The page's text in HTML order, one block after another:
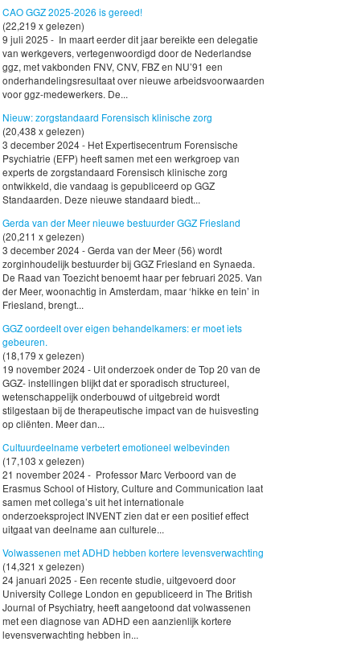
CAO GGZ 2025-2026 is gereed!
(22,219 x gelezen)
9 juli 2025 - In maart eerder dit jaar bereikte een delegatie
van werkgevers, vertegenwoordigd door de Nederlandse
ggz, met vakbonden FNV, CNV, FBZ en NU’91 een
onderhandelingsresultaat over nieuwe arbeidsvoorwaarden
voor ggz-medewerkers. De...
Nieuw: zorgstandaard Forensisch klinische zorg
(20,438 x gelezen)
3 december 2024 - Het Expertisecentrum Forensische
Psychiatrie (EFP) heeft samen met een werkgroep van
experts de zorgstandaard Forensisch klinische zorg
ontwikkeld, die vandaag is gepubliceerd op GGZ
Standaarden. Deze nieuwe standaard biedt...
Gerda van der Meer nieuwe bestuurder GGZ Friesland
(20,211 x gelezen)
3 december 2024 - Gerda van der Meer (56) wordt
zorginhoudelijk bestuurder bij GGZ Friesland en Synaeda.
De Raad van Toezicht benoemt haar per februari 2025. Van
der Meer, woonachtig in Amsterdam, maar ‘hikke en tein’ in
Friesland, brengt...
GGZ oordeelt over eigen behandelkamers: er moet iets
gebeuren.
(18,179 x gelezen)
19 november 2024 - Uit onderzoek onder de Top 20 van de
GGZ- instellingen blijkt dat er sporadisch structureel,
wetenschappelijk onderbouwd of uitgebreid wordt
stilgestaan bij de therapeutische impact van de huisvesting
op cliënten. Meer dan...
Cultuurdeelname verbetert emotioneel welbevinden
(17,103 x gelezen)
21 november 2024 - Professor Marc Verboord van de
Erasmus School of History, Culture and Communication laat
samen met collega’s uit het internationale
onderzoeksproject INVENT zien dat er een positief effect
uitgaat van deelname aan culturele...
Volwassenen met ADHD hebben kortere levensverwachting
(14,321 x gelezen)
24 januari 2025 - Een recente studie, uitgevoerd door
University College London en gepubliceerd in The British
Journal of Psychiatry, heeft aangetoond dat volwassenen
met een diagnose van ADHD een aanzienlijk kortere
levensverwachting hebben in...